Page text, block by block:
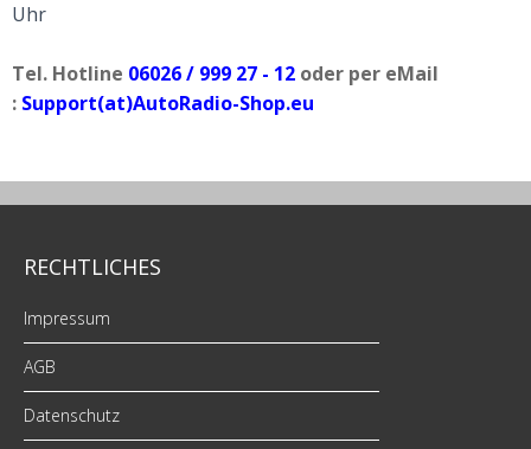
Uhr
Tel. Hotline 06026 / 999 27 - 12 oder per eMail
: Support(at)AutoRadio-Shop.eu
RECHTLICHES
Impressum
AGB
Datenschutz